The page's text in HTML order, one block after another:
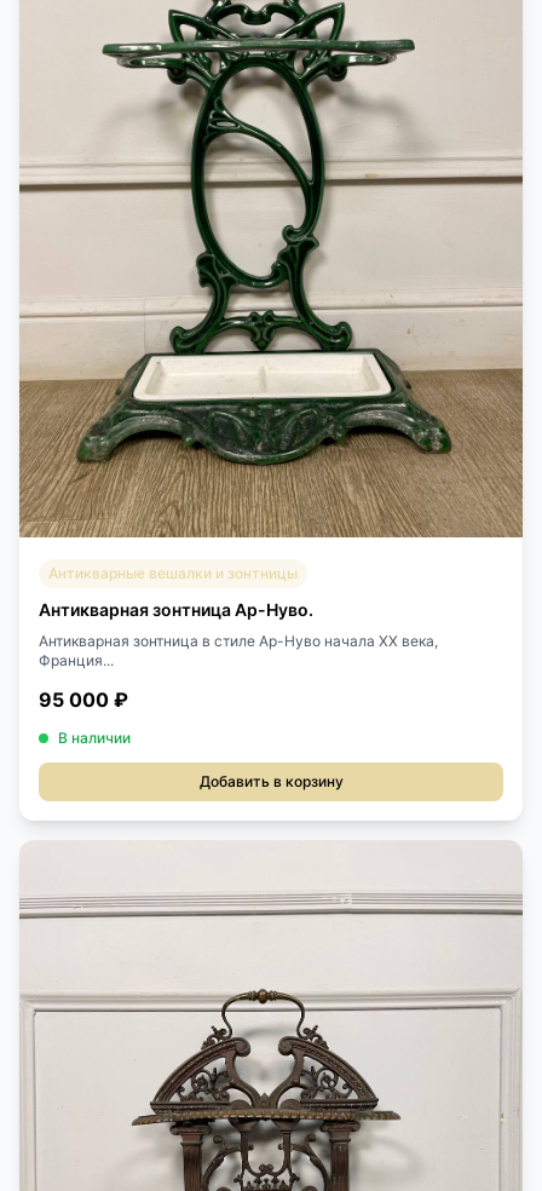
Антикварные вешалки и зонтницы
Антикварная зонтница Ар-Нуво.
Антикварная зонтница в стиле Ар-Нуво начала XX века,
Франция...
95 000 ₽
В наличии
Добавить в корзину